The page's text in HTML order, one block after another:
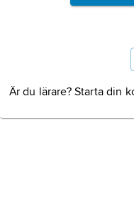
Är du lärare? Starta din